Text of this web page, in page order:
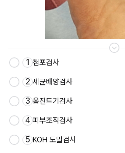
1 첩포검사
2 세균배양검사
3 옴진드기검사
4 피부조직검사
5 KOH 도말검사